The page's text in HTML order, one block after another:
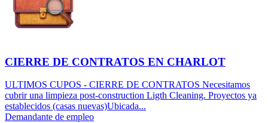
CIERRE DE CONTRATOS EN CHARLOT
ULTIMOS CUPOS - CIERRE DE CONTRATOS Necesitamos
cubrir una limpieza post-construction Ligth Cleaning. Proyectos ya
establecidos (casas nuevas)Ubicada...
Demandante de empleo